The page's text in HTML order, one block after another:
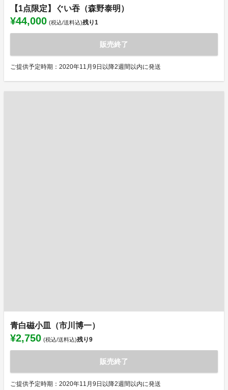
【1点限定】ぐい吞（森野泰明）
¥44,000 (税込/送料込)残り1
販売終了
ご提供予定時期：2020年11月9日以降2週間以内に発送
青白磁小皿（市川博一）
¥2,750 (税込/送料込)残り9
販売終了
ご提供予定時期：2020年11月9日以降2週間以内に発送